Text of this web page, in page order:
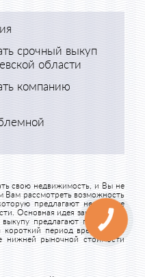
срочный выкуп
области
компанию
свою недвижимость, и Вы не
Вам рассмотреть возможность
предлагают некоторые
Основная идея заключается
предлагают продавцам
короткий период времени, но
нижней рыночной стоимости